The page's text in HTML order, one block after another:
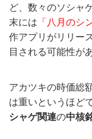
ど、数々のソシャ
末には 「八月のシ
作アプリがリリー
目される可能性があ
アカツキの時価総
は重いというほど
シャゲ関連の中核